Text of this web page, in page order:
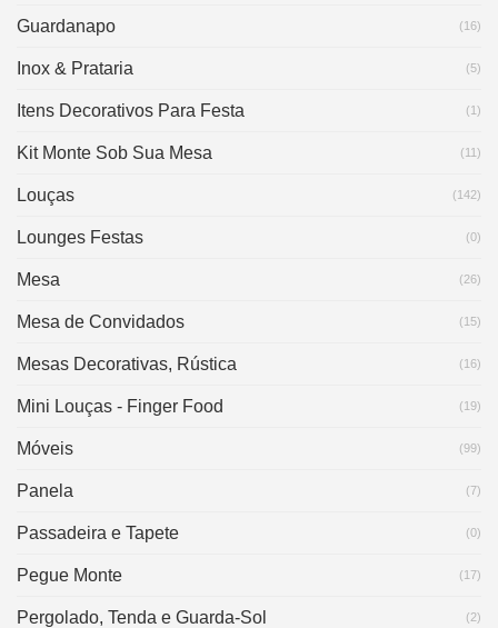
Guardanapo (16)
Inox & Prataria (5)
Itens Decorativos Para Festa (1)
Kit Monte Sob Sua Mesa (11)
Louças (142)
Lounges Festas (0)
Mesa (26)
Mesa de Convidados (15)
Mesas Decorativas, Rústica (16)
Mini Louças - Finger Food (19)
Móveis (99)
Panela (7)
Passadeira e Tapete (0)
Pegue Monte (17)
Pergolado, Tenda e Guarda-Sol (2)